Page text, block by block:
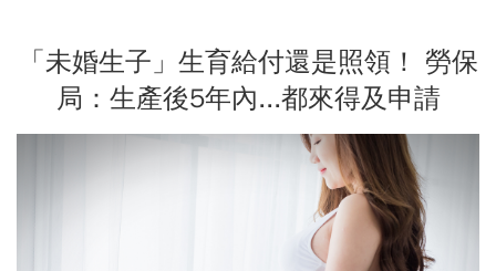
「未婚生子」生育給付還是照領！ 勞保
局：生產後5年內...都來得及申請